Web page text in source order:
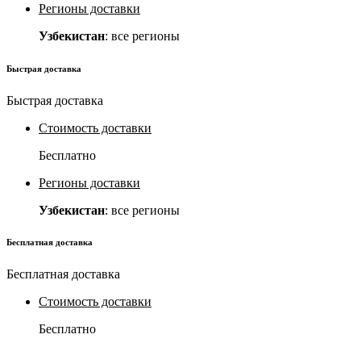
Регионы доставки
Узбекистан: все регионы
Быстрая доставка
Быстрая доставка
Стоимость доставки
Бесплатно
Регионы доставки
Узбекистан: все регионы
Бесплатная доставка
Бесплатная доставка
Стоимость доставки
Бесплатно